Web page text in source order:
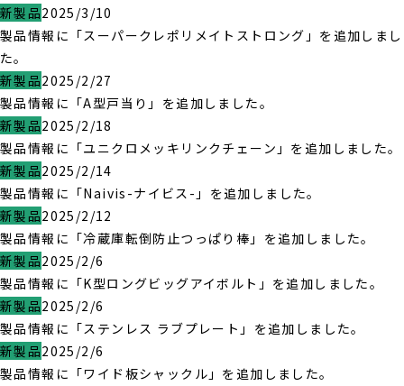
新製品2025/3/10
製品情報に「スーパークレポリメイトストロング」を追加しまし
た。
新製品2025/2/27
製品情報に「A型戸当り」を追加しました。
新製品2025/2/18
製品情報に「ユニクロメッキリンクチェーン」を追加しました。
新製品2025/2/14
製品情報に「Naivis-ナイビス-」を追加しました。
新製品2025/2/12
製品情報に「冷蔵庫転倒防止つっぱり棒」を追加しました。
新製品2025/2/6
製品情報に「K型ロングビッグアイボルト」を追加しました。
新製品2025/2/6
製品情報に「ステンレス ラブプレート」を追加しました。
新製品2025/2/6
製品情報に「ワイド板シャックル」を追加しました。